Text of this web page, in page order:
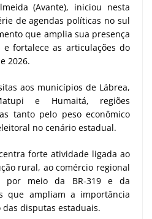
(Avante), iniciou nesta
de agendas políticas no sul
que amplia sua presença
fortalece as articulações do
2026.
aos municípios de Lábrea,
e Humaitá, regiões
tanto pelo peso econômico
no cenário estadual.
forte atividade ligada ao
rural, ao comércio regional
por meio da BR-319 e da
que ampliam a importância
disputas estaduais.